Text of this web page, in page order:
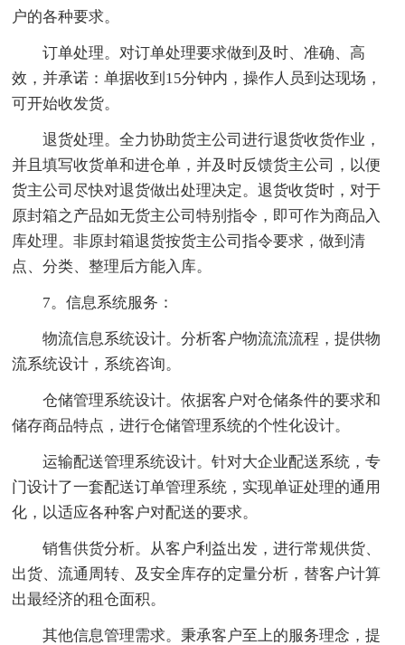
户的各种要求。
订单处理。对订单处理要求做到及时、准确、高
效，并承诺：单据收到15分钟内，操作人员到达现场，
可开始收发货。
退货处理。全力协助货主公司进行退货收货作业，
并且填写收货单和进仓单，并及时反馈货主公司，以便
货主公司尽快对退货做出处理决定。退货收货时，对于
原封箱之产品如无货主公司特别指令，即可作为商品入
库处理。非原封箱退货按货主公司指令要求，做到清
点、分类、整理后方能入库。
7。信息系统服务：
物流信息系统设计。分析客户物流流流程，提供物
流系统设计，系统咨询。
仓储管理系统设计。依据客户对仓储条件的要求和
储存商品特点，进行仓储管理系统的个性化设计。
运输配送管理系统设计。针对大企业配送系统，专
门设计了一套配送订单管理系统，实现单证处理的通用
化，以适应各种客户对配送的要求。
销售供货分析。从客户利益出发，进行常规供货、
出货、流通周转、及安全库存的定量分析，替客户计算
出最经济的租仓面积。
其他信息管理需求。秉承客户至上的服务理念，提